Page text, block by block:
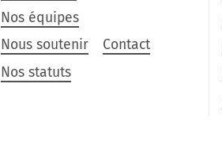
Nos équipes
Nous soutenir
Contact
Nos statuts